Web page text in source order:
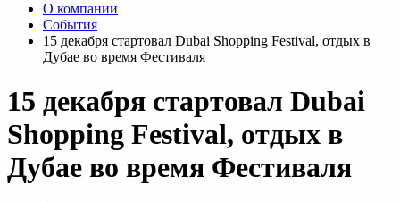
О компании
События
15 декабря стартовал Dubai Shopping Festival, отдых в
Дубае во время Фестиваля
15 декабря стартовал Dubai
Shopping Festival, отдых в
Дубае во время Фестиваля